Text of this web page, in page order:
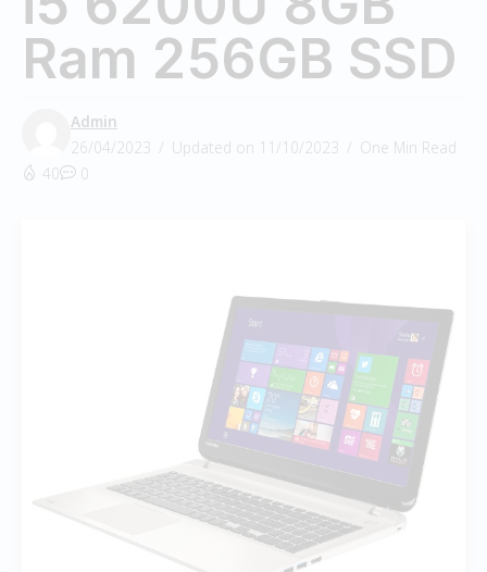
Ram 256GB SSD
Admin
26/04/2023
Updated on 11/10/2023
One Min Read
40
0